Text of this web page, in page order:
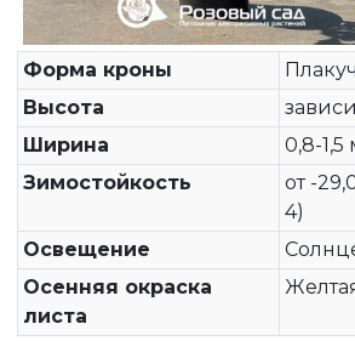
Форма кроны
Высота
Ширина
0,8-1,5
Зимостойкость
от -
4)
Освещение
Осенняя окраска
листа